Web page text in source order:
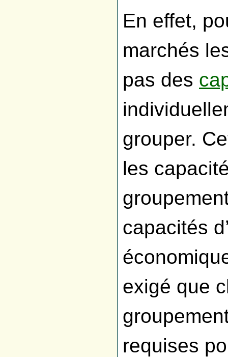
En effet,
marchés
pas des
grouper.
les
capacités
exigé que
requises